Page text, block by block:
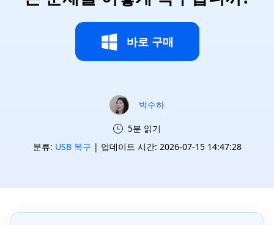
바로 구매
박수하
5분 읽기
분류: USB 복구 | 업데이트 시간: 2026-07-15 14:47:28